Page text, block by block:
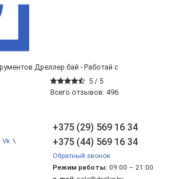
Дреллер.бай - Работай с
5 / 5
Всего отзывов: 496
+375 (29) 569 16 34
+375 (44) 569 16 34
Обратный звонок
Режим работы: 09:00 – 21:00
Vk \